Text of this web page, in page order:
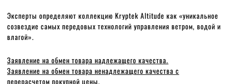
Эксперты определяют коллекцию Kryptek Altitude как «уникальное
созвездие самых передовых технологий управления ветром, водой и
влагой».
Заявление на обмен товара надлежащего качества.
Заявление на обмен товара ненадлежащего качества с
перерасчетом покупной цены.